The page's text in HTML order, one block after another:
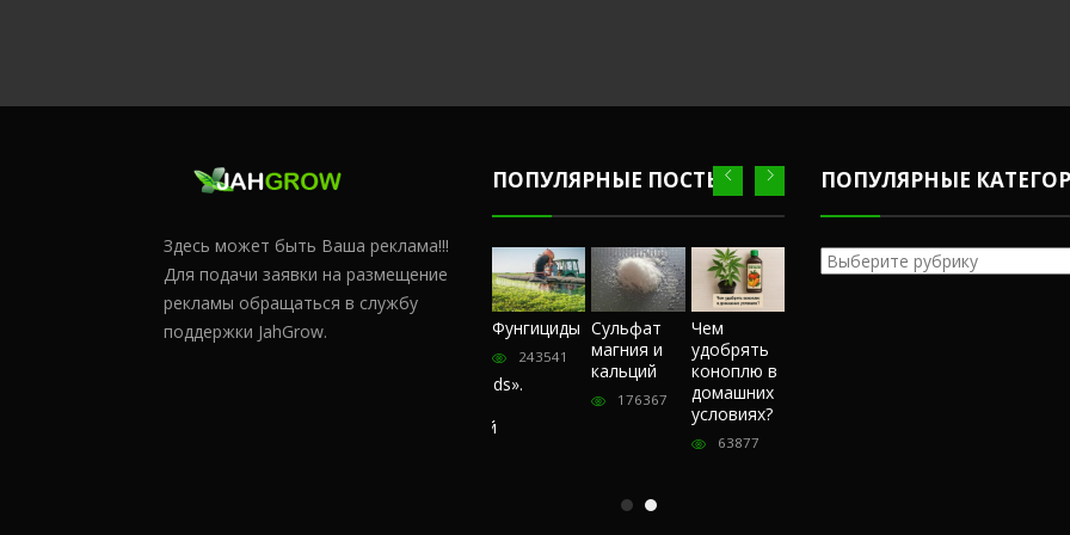
Здесь может быть Ваша реклама!!!
Для подачи заявки на размещение
рекламы обращаться в службу
поддержки JahGrow.
ПОПУЛЯРНЫЕ ПОСТЫ
Сульфат
магния и
Чем
Честный
«Hohlandseeds».
покупателей
Фунгициды
243541
Сульфат
магния и
кальций
176367
Чем
удобрять
коноплю в
домашних
условиях?
63877
ПОПУЛЯРНЫЕ
Популярные